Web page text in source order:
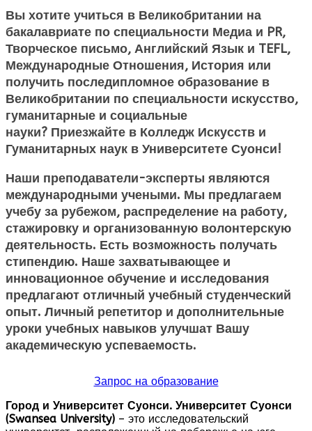
Вы хотите учиться в Великобритании на
бакалавриате по специальности Медиа и PR,
Творческое письмо, Английский Язык и TEFL,
Международные Отношения, История или
получить последипломное образование в
Великобритании по специальности искусство,
гуманитарные и социальные
науки? Приезжайте в Колледж Искусств и
Гуманитарных наук в Университете Суонси!
Наши преподаватели-эксперты являются
международными учеными. Мы предлагаем
учебу за рубежом, распределение на работу,
стажировку и организованную волонтерскую
деятельность. Есть возможность получать
стипендию. Наше захватывающее и
инновационное обучение и исследования
предлагают отличный учебный студенческий
опыт. Личный репетитор и дополнительные
уроки учебных навыков улучшат Вашу
академическую успеваемость.
Запрос на образование
Город и Университет Суонси. Университет Суонси
(Swansea University) – это исследовательский